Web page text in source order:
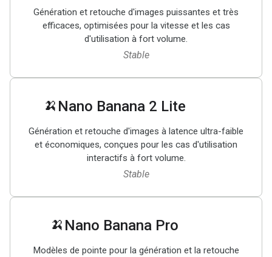
Génération et retouche d'images puissantes et très
efficaces, optimisées pour la vitesse et les cas
d'utilisation à fort volume.
Stable
🍌 Nano Banana 2 Lite
Génération et retouche d'images à latence ultra-faible
et économiques, conçues pour les cas d'utilisation
interactifs à fort volume.
Stable
🍌 Nano Banana Pro
Modèles de pointe pour la génération et la retouche